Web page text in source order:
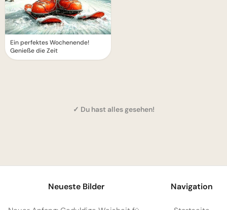
Ein perfektes Wochenende!
Genieße die Zeit
✓ Du hast alles gesehen!
Neueste Bilder Navigation